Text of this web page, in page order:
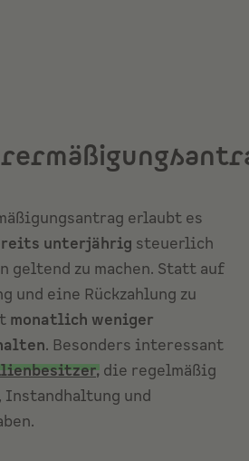
erlaubt es
unterjährig steuerlich
geltend zu machen. Statt auf
und eine Rückzahlung zu
monatlich weniger
. Besonders interessant
, die regelmäßig
, Instandhaltung und